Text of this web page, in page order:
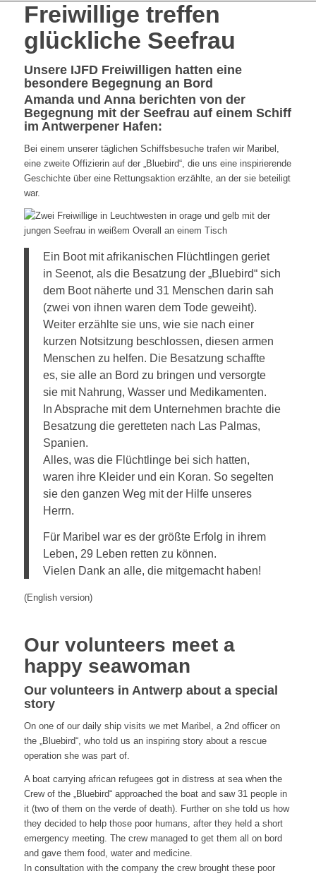
Freiwillige treffen
glückliche Seefrau
Unsere IJFD Freiwilligen hatten eine
besondere Begegnung an Bord
Amanda und Anna berichten von der
Begegnung mit der Seefrau auf einem Schiff
im Antwerpener Hafen:
Bei einem unserer täglichen Schiffsbesuche trafen wir Maribel,
eine zweite Offizierin auf der „Bluebird“, die uns eine inspirierende
Geschichte über eine Rettungsaktion erzählte, an der sie beteiligt
war.
Ein Boot mit afrikanischen Flüchtlingen geriet
in Seenot, als die Besatzung der „Bluebird“ sich
dem Boot näherte und 31 Menschen darin sah
(zwei von ihnen waren dem Tode geweiht).
Weiter erzählte sie uns, wie sie nach einer
kurzen Notsitzung beschlossen, diesen armen
Menschen zu helfen. Die Besatzung schaffte
es, sie alle an Bord zu bringen und versorgte
sie mit Nahrung, Wasser und Medikamenten.
In Absprache mit dem Unternehmen brachte die
Besatzung die geretteten nach Las Palmas,
Spanien.
Alles, was die Flüchtlinge bei sich hatten,
waren ihre Kleider und ein Koran. So segelten
sie den ganzen Weg mit der Hilfe unseres
Herrn.
Für Maribel war es der größte Erfolg in ihrem
Leben, 29 Leben retten zu können.
Vielen Dank an alle, die mitgemacht haben!
(English version)
Our volunteers meet a
happy seawoman
Our volunteers in Antwerp about a special
story
On one of our daily ship visits we met Maribel, a 2nd officer on
the „Bluebird“, who told us an inspiring story about a rescue
operation she was part of.
A boat carrying african refugees got in distress at sea when the
Crew of the „Bluebird“ approached the boat and saw 31 people in
it (two of them on the verde of death). Further on she told us how
they decided to help those poor humans, after they held a short
emergency meeting. The crew managed to get them all on bord
and gave them food, water and medicine.
In consultation with the company the crew brought these poor